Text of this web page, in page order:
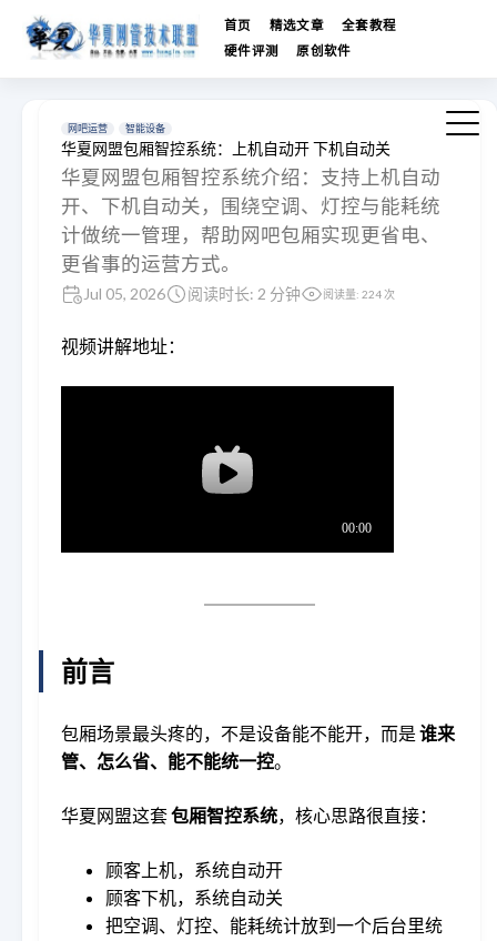
首页 精选文章
全套教程
硬件评测
原创软件
网吧运营 智能设备
华夏网盟包厢智控系统：上机自动开 下机自动关
华夏网盟包厢智控系统介绍：支持上机自动
开、下机自动关，围绕空调、灯控与能耗统
计做统一管理，帮助网吧包厢实现更省电、
更省事的运营方式。
Jul 05, 2026 阅读时长: 2 分钟 阅读量: 224 次
视频讲解地址：
前言
包厢场景最头疼的，不是设备能不能开，而是 谁来
管、怎么省、能不能统一控。
华夏网盟这套包厢智控系统，核心思路很直接：
顾客上机，系统自动开
顾客下机，系统自动关
把空调、灯控、能耗统计放到一个后台里统